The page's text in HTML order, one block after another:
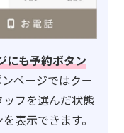
にも予約ボタン
ページではクー
フを選んだ状態
表示できます。